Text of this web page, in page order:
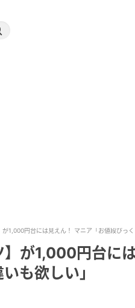
が1,000円台には見えん！ マニア「お値段びっく
】が1,000円台に
も欲しい」